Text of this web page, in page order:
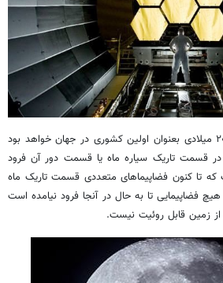
* چین اعلام کرد در سال ۲۰۱۸ میلادی بعنوان اولین کشوری در جهان خواهد بود
در قسمت تاریک سیاره ماه یا قسمت دور آن فرود
تا کنون فضاپیماهای متعددی قسمت تاریک ماه
هیچ فضاپیمایی تا به حال در آنجا فرود نیامده است
زمین قابل روئیت نیست.